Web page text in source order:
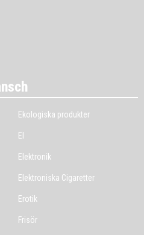
Ekologiska produkter
El
Elektronik
Elektroniska Cigaretter
Erotik
Frisör